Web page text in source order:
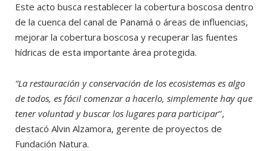
Este acto busca restablecer la cobertura boscosa dentro
de la cuenca del canal de Panamá o áreas de influencias,
mejorar la cobertura boscosa y recuperar las fuentes
hídricas de esta importante área protegida.
“La restauración y conservación de los ecosistemas es algo
de todos, es fácil comenzar a hacerlo, simplemente hay que
tener voluntad y buscar los lugares para participar’’,
destacó Alvin Alzamora, gerente de proyectos de
Fundación Natura.